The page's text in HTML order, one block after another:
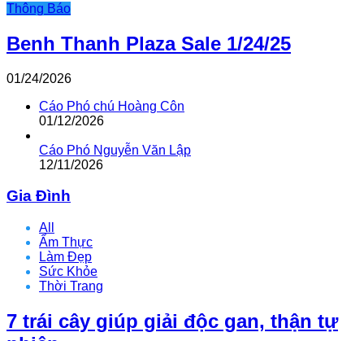
Thông Báo
Benh Thanh Plaza Sale 1/24/25
01/24/2026
Cáo Phó chú Hoàng Côn
01/12/2026
Cáo Phó Nguyễn Văn Lập
12/11/2026
Gia Đình
All
Ẩm Thực
Làm Đẹp
Sức Khỏe
Thời Trang
7 trái cây giúp giải độc gan, thận tự